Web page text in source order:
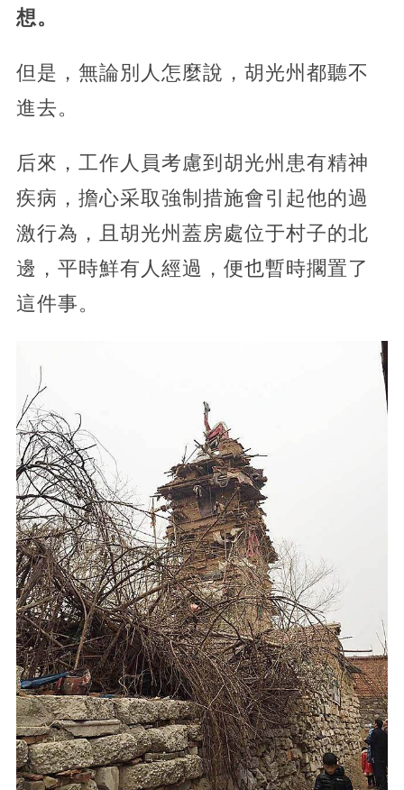
想。
但是，無論別人怎麼說，胡光州都聽不
進去。
后來，工作人員考慮到胡光州患有精神
疾病，擔心采取強制措施會引起他的過
激行為，且胡光州蓋房處位于村子的北
邊，平時鮮有人經過，便也暫時擱置了
這件事。